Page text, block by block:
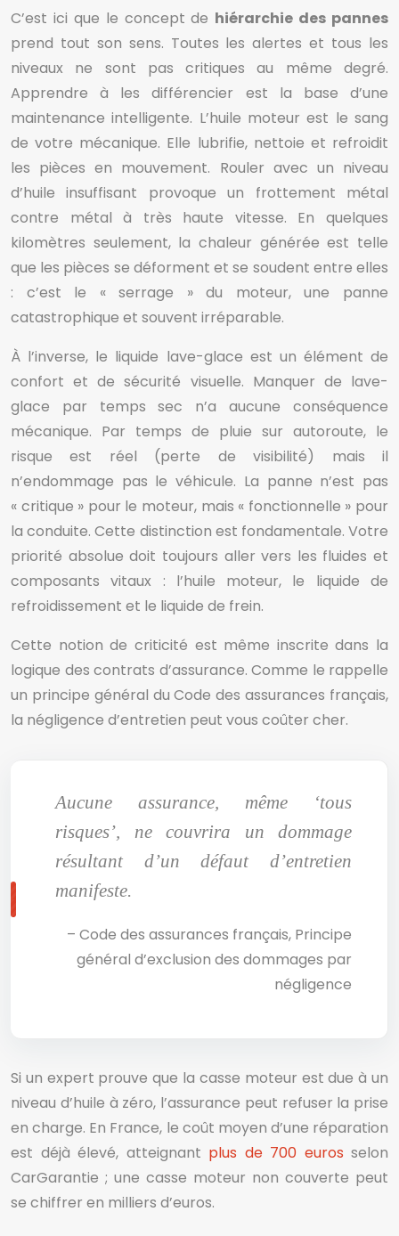
C’est ici que le concept de hiérarchie des pannes
prend tout son sens. Toutes les alertes et tous les
niveaux ne sont pas critiques au même degré.
Apprendre à les différencier est la base d’une
maintenance intelligente. L’huile moteur est le sang
de votre mécanique. Elle lubrifie, nettoie et refroidit
les pièces en mouvement. Rouler avec un niveau
d’huile insuffisant provoque un frottement métal
contre métal à très haute vitesse. En quelques
kilomètres seulement, la chaleur générée est telle
que les pièces se déforment et se soudent entre elles
: c’est le « serrage » du moteur, une panne
catastrophique et souvent irréparable.
À l’inverse, le liquide lave-glace est un élément de
confort et de sécurité visuelle. Manquer de lave-
glace par temps sec n’a aucune conséquence
mécanique. Par temps de pluie sur autoroute, le
risque est réel (perte de visibilité) mais il
n’endommage pas le véhicule. La panne n’est pas
« critique » pour le moteur, mais « fonctionnelle » pour
la conduite. Cette distinction est fondamentale. Votre
priorité absolue doit toujours aller vers les fluides et
composants vitaux : l’huile moteur, le liquide de
refroidissement et le liquide de frein.
Cette notion de criticité est même inscrite dans la
logique des contrats d’assurance. Comme le rappelle
un principe général du Code des assurances français,
la négligence d’entretien peut vous coûter cher.
Aucune assurance, même ‘tous
risques’, ne couvrira un dommage
résultant d’un défaut d’entretien
manifeste.
– Code des assurances français, Principe
général d’exclusion des dommages par
négligence
Si un expert prouve que la casse moteur est due à un
niveau d’huile à zéro, l’assurance peut refuser la prise
en charge. En France, le coût moyen d’une réparation
est déjà élevé, atteignant plus de 700 euros selon
CarGarantie ; une casse moteur non couverte peut
se chiffrer en milliers d’euros.